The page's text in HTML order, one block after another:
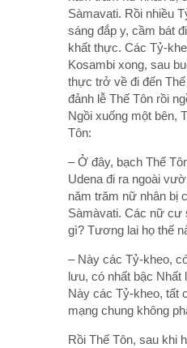
Sàmavati. Rồi nhiều
sáng đắp y, cầm bát
khất thực. Các Tỷ-
Kosambi xong, sau
thực trở về đi đến
đảnh lễ Thế Tôn rồi
Ngồi xuống một bên,
Tôn:
– Ở đây, bạch Thế
Udena đi ra ngoài
năm trăm nữ nhân bị
Sàmàvati. Các nữ cư
gì? Tương lai họ thế
– Này các Tỷ-kheo,
lưu, có nhất bậc Nhất
Này các Tỷ-kheo, tất
mạng chung không
Rồi Thế Tôn, sau khi